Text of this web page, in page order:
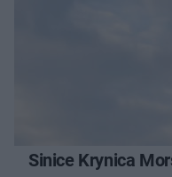
Sinice Krynica